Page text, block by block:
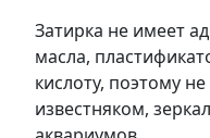
Затирка не имеет
масла,
кислоту, поэтому
известняком,